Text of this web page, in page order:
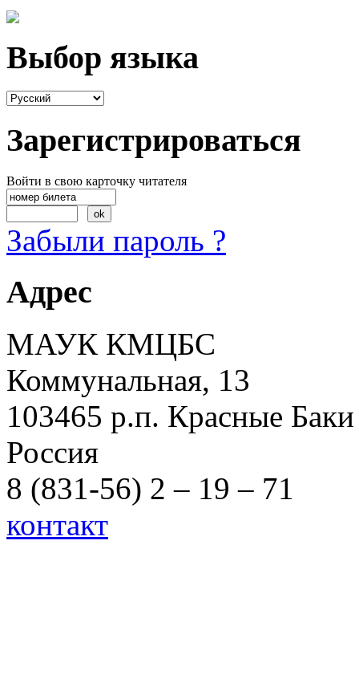
Выбор языка
Зарегистрироваться
Войти в свою карточку читателя
Забыли пароль ?
Адрес
МАУК КМЦБС
Коммунальная, 13
103465 р.п. Красные Баки
Россия
8 (831-56) 2 – 19 – 71
контакт